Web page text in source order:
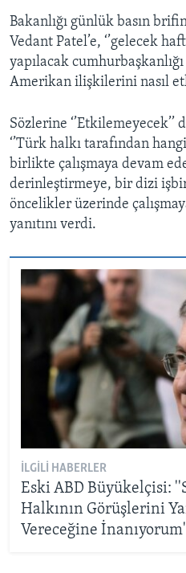
Bakanlığı günlük basın
Vedant Patel’e, ‘’gelecek
yapılacak
Amerikan ilişkilerini nasıl
Sözlerine
‘’Türk halkı tarafından
birlikte çalışmaya devam
derinleştirmeye, bir dizi
öncelikler üzerinde
yanıtını verdi.
İLGILI HABERLER
Eski ABD Büyükelçisi:
Halkının Görüşlerini
Vereceğine